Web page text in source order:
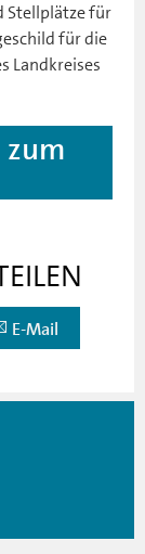
Stellplätze für
für die
Landkreises
E-Mail